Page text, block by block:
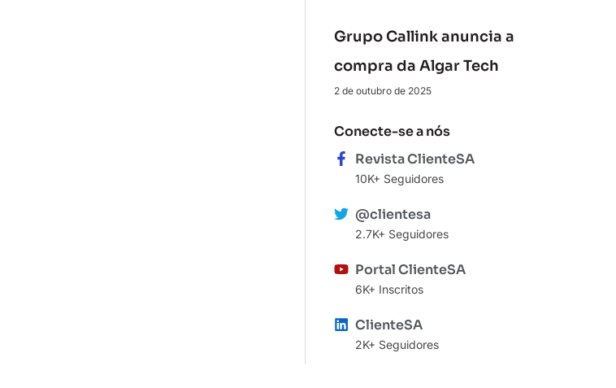
Grupo Callink anuncia a
compra da Algar Tech
2 de outubro de 2025
Conecte-se a nós
Revista ClienteSA
10K+ Seguidores
@clientesa
2.7K+ Seguidores
Portal ClienteSA
6K+ Inscritos
ClienteSA
2K+ Seguidores